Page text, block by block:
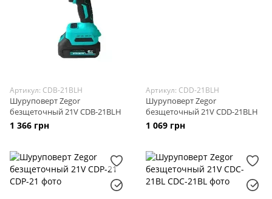
Артикул: CDB-21BLH
Шуруповерт Zegor
безщеточный 21V CDB-21BLH
1 366 грн
Артикул: CDD-21BLH
Шуруповерт Zegor
безщеточный 21V CDD-21BLH
1 069 грн